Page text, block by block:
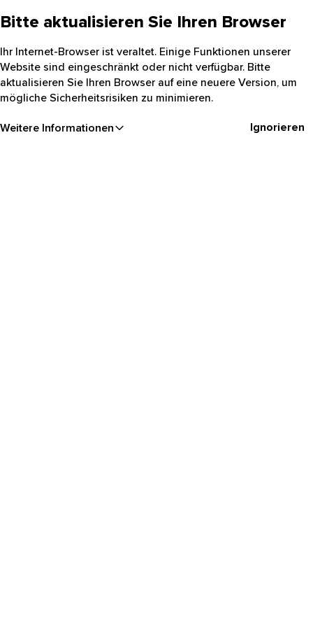
Bitte aktualisieren Sie Ihren Browser
Ihr Internet-Browser ist veraltet. Einige Funktionen unserer
Website sind eingeschränkt oder nicht verfügbar. Bitte
aktualisieren Sie Ihren Browser auf eine neuere Version, um
mögliche Sicherheitsrisiken zu minimieren.
Weitere Informationen Ignorieren